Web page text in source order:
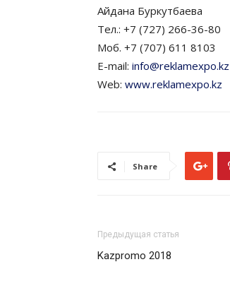
Айдана Буркутбаева
Тел.: +7 (727) 266-36-80
Моб. +7 (707) 611 8103
E-mail: info@reklamexpo.kz
Web: www.reklamexpo.kz
Share
Предыдущая статья
Kazpromo 2018